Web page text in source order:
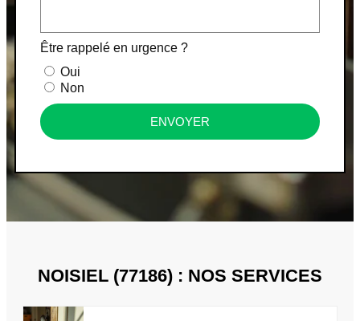
Être rappelé en urgence ?
Oui
Non
ENVOYER
NOISIEL (77186) : NOS SERVICES